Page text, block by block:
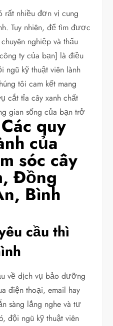
rất nhiều đơn vị cung
Tuy nhiên, để tìm được
nghiệp và thấu
ty của bạn] là điều
ngũ kỹ thuật viên lành
tôi cam kết mang
cắt tỉa cây xanh chất
gian sống của bạn trở
Các quy
của
sóc cây
Đồng
Bình
cầu thì
về dịch vụ bảo dưỡng
điện thoại, email hay
sàng lắng nghe và tư
đội ngũ kỹ thuật viên